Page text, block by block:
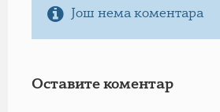
Још нема коментара
Оставите коментар